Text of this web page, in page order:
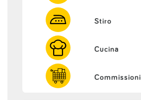
Stiro
Cucina
Commissioni